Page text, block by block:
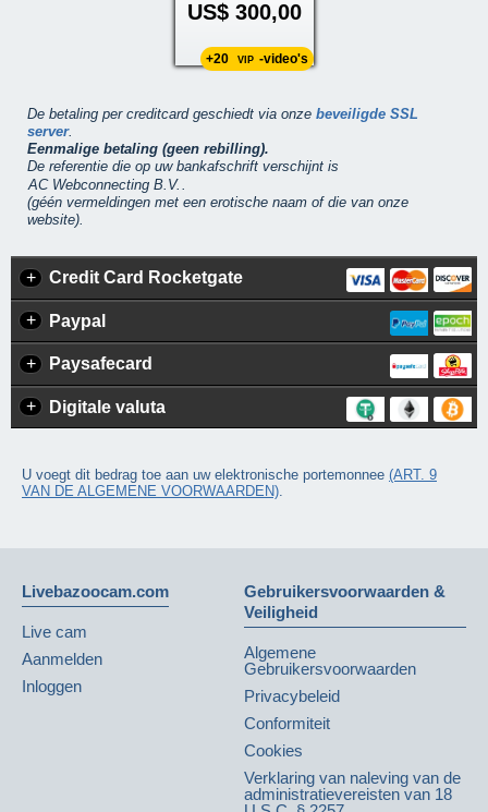
US$ 300,00
+20 VIP -video's
De betaling per creditcard geschiedt via onze beveiligde SSL
server.
Eenmalige betaling (geen rebilling).
De referentie die op uw bankafschrift verschijnt is
.
(géén vermeldingen met een erotische naam of die van onze
website).
+ Credit Card Rocketgate
+ Paypal
+ Paysafecard
+ Digitale valuta
U voegt dit bedrag toe aan uw elektronische portemonnee (ART. 9
VAN DE ALGEMENE VOORWAARDEN).
Livebazoocam.com
Live cam
Aanmelden
Inloggen
Gebruikersvoorwaarden &
Veiligheid
Algemene
Gebruikersvoorwaarden
Privacybeleid
Conformiteit
Cookies
Verklaring van naleving van de
administratievereisten van 18